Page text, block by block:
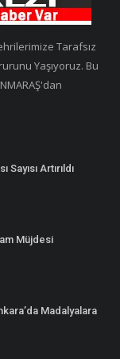
Tarafsız
Yaşıyoruz. Bu
Artırıldı
Müjdesi
Madalyalara